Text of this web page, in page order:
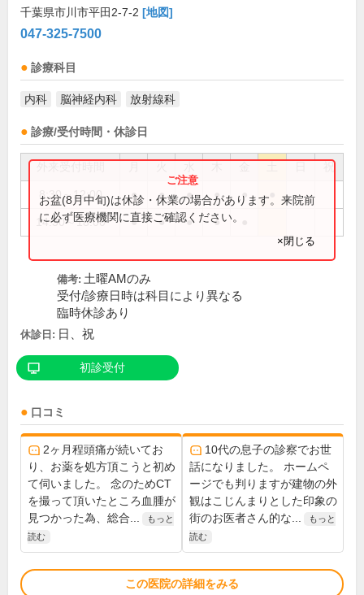
千葉県市川市平田2-7-2 [地図]
047-325-7500
診療科目
内科 脳神経内科 放射線科
診療/受付時間・休診日
祝
8:30～12:00 ● ● ● ● ●
14:30～18:00 ● ● ● ●
お盆(8月中旬)は休診・休業の場合があります。来院前
に必ず医療機関に直接ご確認ください。
×閉じる
備考: 土曜AMのみ
受付/診療日時は科目により異なる
臨時休診あり
休診日: 日、祝
初診受付
口コミ
2ヶ月程頭痛が続いてお
り、お薬を処方頂こうと初め
て伺いました。 念のためCT
を撮って頂いたところ血腫が
見つかった為、総合...
もっと
読む
10代の息子の診察でお世
話になりました。 ホームペ
ージでも判りますが建物の外
観はこじんまりとした印象の
街のお医者さん的な...
もっと
読む
この医院の詳細をみる